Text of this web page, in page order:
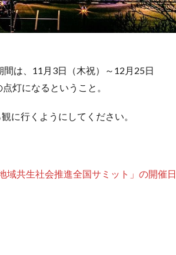
は、11月3日（木祝）～12月25日
灯になるということ。
に行くようにしてください。
共生社会推進全国サミット」の開催日